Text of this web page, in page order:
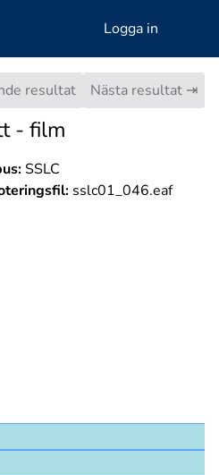
Logga in
resultat Nästa resultat ⇥
- film
SSLC
sslc01_046.eaf